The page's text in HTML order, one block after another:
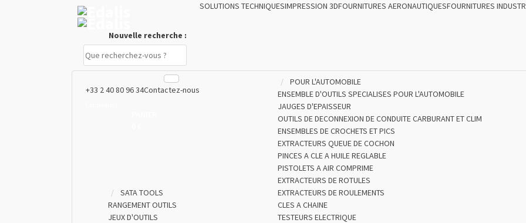
Nouvelle recherche :
+33 2 40 80 96 34Contactez-nous
SOLUTIONS TECHNIQUESIMPRESSION 3DFOURNITURES AERONAUTIQUESFOURNITURES
SATA TOOLS
RANGEMENT OUTILS
JEUX D'OUTILS
POUR L'AUTOMOBILE
ENSEMBLE D'OUTILS SPECIALISES POUR L'AUTOMOBILE
JAUGES D'EPAISSEUR
OUTILS DE DECONNEXION DE CONDUITE CARBURANT ET CLIM
ENSEMBLES DE CROCHETS ET PICS
EXTRACTEURS QUEUE DE COCHON
PINCES A CLE A HUILE REGLABLE
PISTOLETS A AIR COMPRIME
EXTRACTEURS DE ROTULES
EXTRACTEURS DE ROULEMENTS
CLES A CHAINE
TESTEURS ELECTRIQUE